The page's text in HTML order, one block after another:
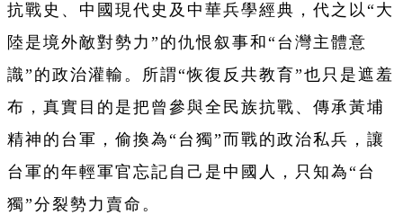
抗戰史、中國現代史及中華兵學經典，代之以“大
陸是境外敵對勢力”的仇恨叙事和“台灣主體意
識”的政治灌輸。所謂“恢復反共教育”也只是遮羞
布，真實目的是把曾參與全民族抗戰、傳承黃埔
精神的台軍，偷換為“台獨”而戰的政治私兵，讓
台軍的年輕軍官忘記自己是中國人，只知為“台
獨”分裂勢力賣命。